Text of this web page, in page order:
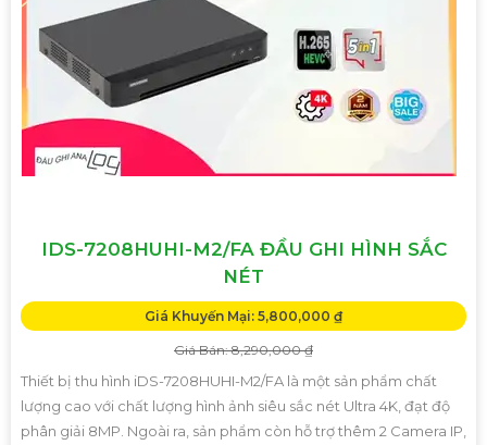
IDS-7208HUHI-M2/FA ĐẦU GHI HÌNH SẮC
NÉT
Giá Khuyến Mại: 5,800,000 ₫
Giá Bán: 8,290,000 ₫
Thiết bị thu hình iDS-7208HUHI-M2/FA là một sản phẩm chất
lượng cao với chất lượng hình ảnh siêu sắc nét Ultra 4K, đạt độ
phân giải 8MP. Ngoài ra, sản phẩm còn hỗ trợ thêm 2 Camera IP,